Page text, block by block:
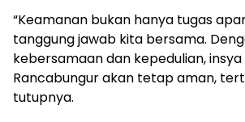
“Keamanan bukan hanya tugas
tanggung jawab kita bersama.
kebersamaan dan kepedulian,
Rancabungur akan tetap aman,
tutupnya.